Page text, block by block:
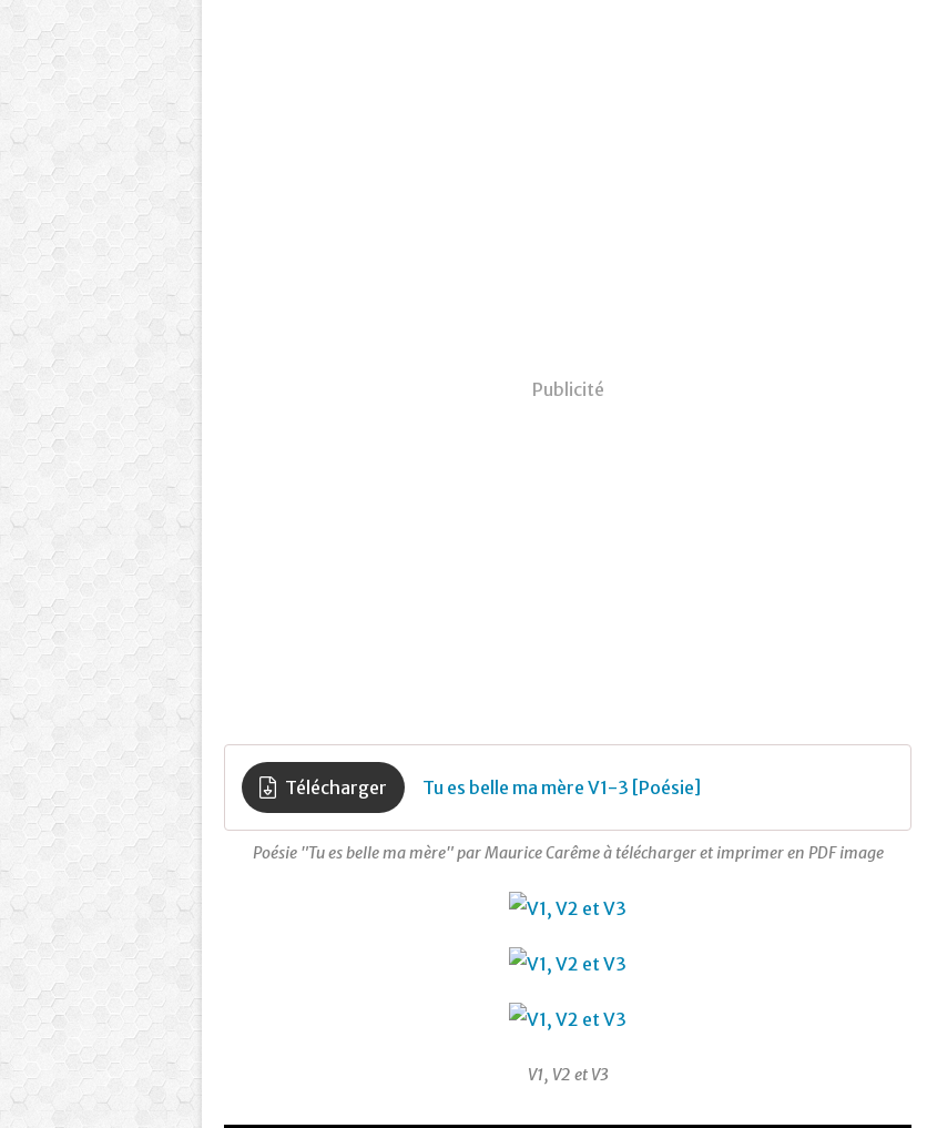
Publicité
Télécharger Tu es belle ma mère V1-3 [Poésie]
Poésie "Tu es belle ma mère" par Maurice Carême à télécharger et imprimer en PDF image
V1, V2 et V3